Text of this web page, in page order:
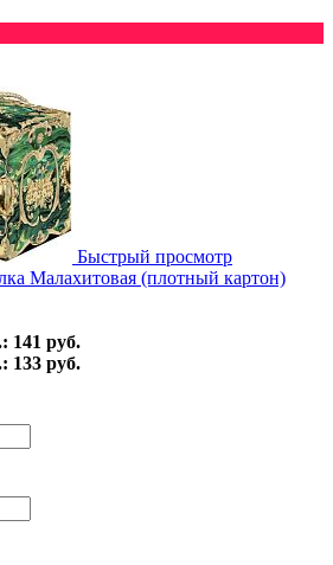
Быстрый просмотр
Малахитовая (плотный картон)
141 руб.
133 руб.